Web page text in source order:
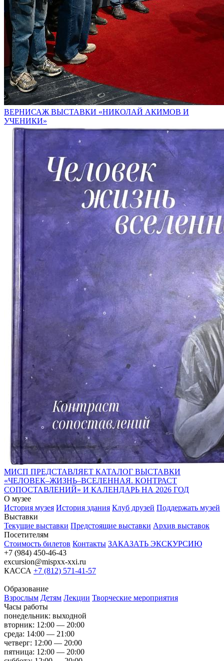
ВЕРНИСАЖ ВЫСТАВКИ «НИКОЛАЙ АКИМОВ И
УЧЕНИКИ»
МИСП ПРЕДСТАВЛЯЕТ КАТАЛОГ ВЫСТАВКИ
«ЧЕЛОВЕК–ЖИЗНЬ–ВСЕЛЕННАЯ. КОНТРАСТ
СОПОСТАВЛЕНИЙ» И КАЛЕНДАРЬ НА 2026 ГОД
О музее
История музея История здания Клуб друзей Поддержать музей
Выставки
Текущие выставки Предстоящие выставки Архив выставок
Посетителям
Стоимость билетов Контакты ЗАКАЗАТЬ ЭКСКУРСИЮ
+7 (984) 450-46-43
excursion@mispxx-xxi.ru
КАССА +7 (812) 571-41-57
Образование
Взрослым Детям Лекции Творческие мероприятия
Часы работы
понедельник: выходной
вторник: 12:00 — 20:00
среда: 14:00 — 21:00
четверг: 12:00 — 20:00
пятница: 12:00 — 20:00